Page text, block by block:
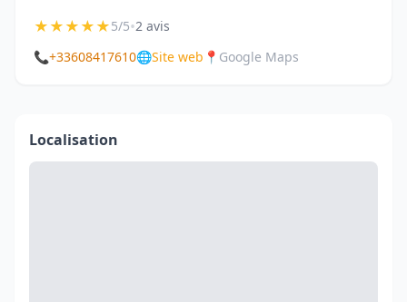
★★★★★5/5•2 avis
📞+33608417610🌐Site web 📍 Google Maps
Localisation